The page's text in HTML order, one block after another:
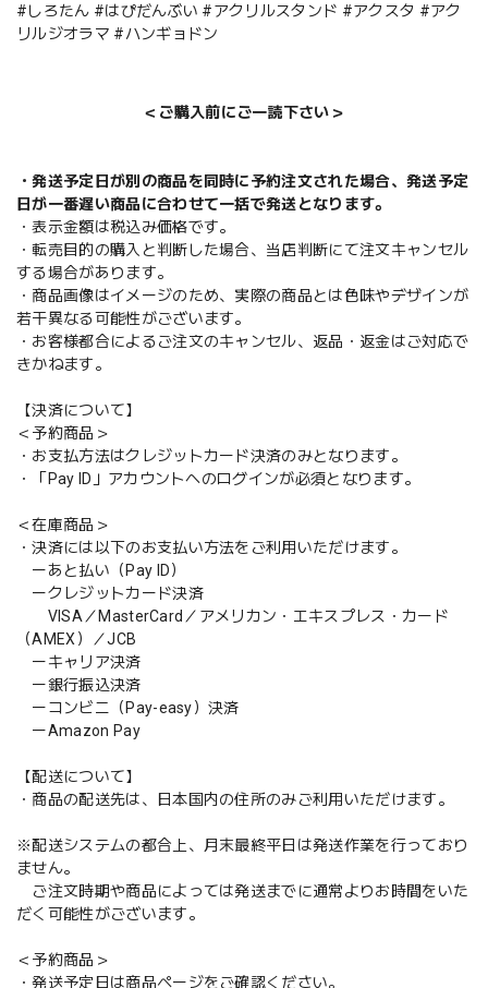
#しろたん #はぴだんぶい #アクリルスタンド #アクスタ #アク
リルジオラマ #ハンギョドン
＜ご購入前にご一読下さい＞
・発送予定日が別の商品を同時に予約注文された場合、発送予定
日が一番遅い商品に合わせて一括で発送となります。
・表示金額は税込み価格です。
・転売目的の購入と判断した場合、当店判断にて注文キャンセル
する場合があります。
・商品画像はイメージのため、実際の商品とは色味やデザインが
若干異なる可能性がございます。
・お客様都合によるご注文のキャンセル、返品・返金はご対応で
きかねます。
【決済について】
＜予約商品＞
・お支払方法はクレジットカード決済のみとなります。
・「Pay ID」アカウントへのログインが必須となります。
＜在庫商品＞
・決済には以下のお支払い方法をご利用いただけます。
ーあと払い（Pay ID）
ークレジットカード決済
VISA／MasterCard／アメリカン・エキスプレス・カード
（AMEX）／JCB
ーキャリア決済
ー銀行振込決済
ーコンビニ（Pay-easy）決済
ーAmazon Pay
【配送について】
・商品の配送先は、日本国内の住所のみご利用いただけます。
※配送システムの都合上、月末最終平日は発送作業を行っており
ません。
ご注文時期や商品によっては発送までに通常よりお時間をいた
だく可能性がございます。
＜予約商品＞
・発送予定日は商品ページをご確認ください。